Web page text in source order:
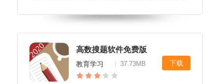
中、高中、大学及职业考试的题库，覆盖了各个学科
和领域。2.解题方法多样：应用
高数搜题软件免费版
教育学习 37.73MB 下载